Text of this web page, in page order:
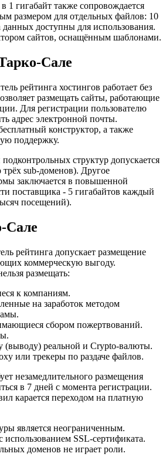
1 гигабайт также сопровождается
размером для отдельных файлов: 10
данных доступны для использования.
сайтов, оснащённым шаблонами.
Сале
рейтинга хостингов работает без
размещать сайты, работающие
Для регистрации пользователю
адрес электронной почты.
конструктор, а также
поддержку.
структур допускается
трёх sub-доменов). Другое
заключается в повышенной
поставщика - 5 гигабайтов каждый
посещений).
Сале
рейтинга допускает размещение
коммерческую выгоду.
размещать:
к компаниям.
на заработок методом
сбором пожертвований.
(выводу) реальной и Crypto-валюты.
или трекеры по раздаче файлов.
незамедлительного размещения
в 7 дней с момента регистрации.
карается переходом на платную
является неограниченным.
использованием SSL-сертификата.
доменов не играет роли.